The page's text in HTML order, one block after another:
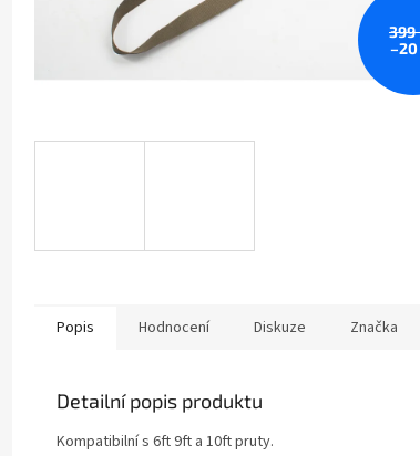
399
–20
Popis Hodnocení Diskuze Značka
Detailní popis produktu
Kompatibilní s 6ft 9ft a 10ft pruty.